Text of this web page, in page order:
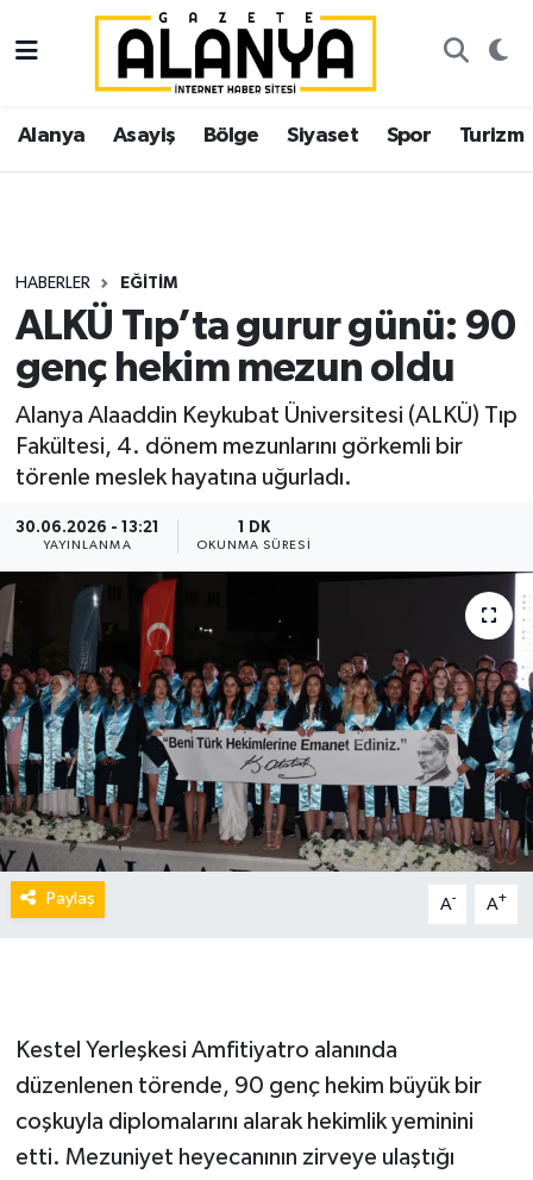
Alanya Asayiş Bölge Siyaset Spor Turizm
HABERLER EĞITIM
ALKÜ Tıp’ta gurur günü: 90
genç hekim mezun oldu
Alanya Alaaddin Keykubat Üniversitesi (ALKÜ) Tıp
Fakültesi, 4. dönem mezunlarını görkemli bir
törenle meslek hayatına uğurladı.
30.06.2026 - 13:21
YAYINLANMA
1 DK
OKUNMA SÜRESI
Paylaş A- A+
Kestel Yerleşkesi Amfitiyatro alanında
düzenlenen törende, 90 genç hekim büyük bir
coşkuyla diplomalarını alarak hekimlik yeminini
etti. Mezuniyet heyecanının zirveye ulaştığı
Alanya
Asayiş
Siyaset
Spor
Turizm
Ekonomi
İstanbul Nöbetçi Eczaneler
İstanbul Hava Durumu
Süper Lig Puan Durumu ve Fikstür
Tüm Manşetler
Son Dakika Haberleri
Haber Arşivi